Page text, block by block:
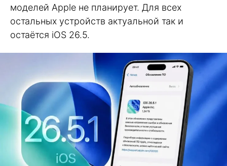
моделей Apple не планирует. Для всех
остальных устройств актуальной так и
остаётся iOS 26.5.